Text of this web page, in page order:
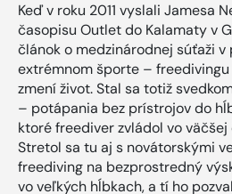
Keď v roku 2011 vyslali Jamesa
časopisu Outlet do Kalamaty v
článok o medzinárodnej súťaži v
extrémnom športe –
zmení život. Stal sa totiž
– potápania bez prístrojov do
ktoré freediver zvládol vo
Stretol sa tu aj s novátorskými
freediving na bezprostredný
vo veľkých hĺbkach, a tí ho